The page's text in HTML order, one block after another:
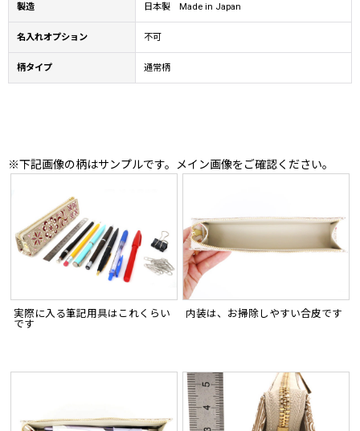
製造 日本製 Made in Japan
名入れオプション 不可
柄タイプ 通常柄
※下記画像の柄はサンプルです。メイン画像をご確認ください。
実際に入る筆記用具はこれくらい
です
内装は、お掃除しやすい合皮です